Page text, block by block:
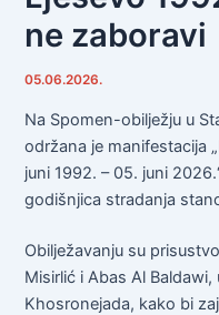
ne zaboravi
05.06.2026.
Na Spomen-obilježju u
održana je manifestacija
juni 1992. – 05. juni
godišnjica stradanja
Obilježavanju su
Misirlić i Abas Al
Khosronejada, kako bi